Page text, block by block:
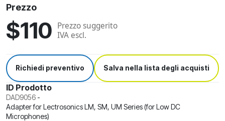
Prezzo
$110 Prezzo suggerito
IVA escl.
Richiedi preventivo Salva nella lista degli acquisti
ID Prodotto
DAD9056 -
Adapter for Lectrosonics LM, SM, UM Series (for Low DC
Microphones)